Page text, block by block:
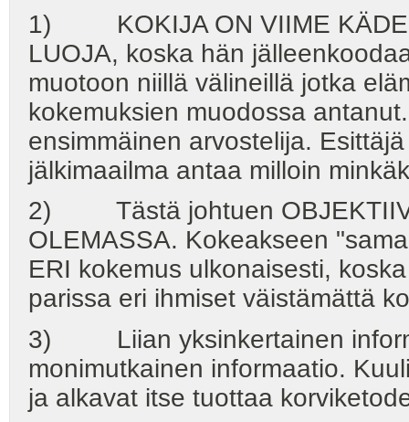
1) KOKIJA ON VIIME
LUOJA, koska hän
muotoon niillä välineillä jotka
kokemuksien muodossa
ensimmäinen arvostelija.
jälkimaailma antaa milloin
2) Tästä johtuen
OLEMASSA. Kokeakseen
ERI kokemus ulkonaisesti,
parissa eri ihmiset väistämättä
3) Liian yksinkertainen
monimutkainen informaatio.
ja alkavat itse tuottaa